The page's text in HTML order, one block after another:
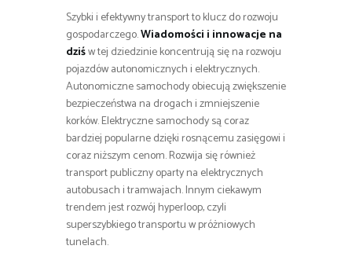
Szybki i efektywny transport to klucz do rozwoju
gospodarczego.Wiadomości i innowacje na
dziśw tej dziedzinie koncentrują się na rozwoju
pojazdów autonomicznych i elektrycznych.
Autonomiczne samochody obiecują zwiększenie
bezpieczeństwa na drogach i zmniejszenie
korków. Elektryczne samochody są coraz
bardziej popularne dzięki rosnącemu zasięgowi i
coraz niższym cenom. Rozwija się również
transport publiczny oparty na elektrycznych
autobusach i tramwajach. Innym ciekawym
trendem jest rozwój hyperloop, czyli
superszybkiego transportu w próżniowych
tunelach.